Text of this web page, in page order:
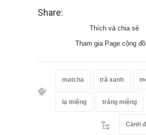
Share:
Thích và chia sẻ
Tham gia Page cộng
matcha trà xanh
lạ miệng tráng miệng
Cảnh